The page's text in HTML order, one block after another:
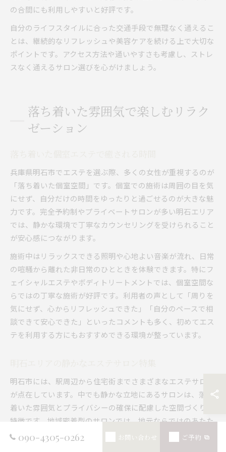
の合間にも利用しやすいと好評です。
自分のライフスタイルに合った交通手段で無理なく通えるこ
とは、継続的なリフレッシュや美容ケアを続ける上で大切な
ポイントです。アクセス方法や通いやすさも考慮し、ストレ
スなく通えるサロン選びを心がけましょう。
落ち着いた雰囲気で楽しむリラク
ゼーション
兵庫県明石市でエステを選ぶ際、多くの女性が重視するのが
「落ち着いた個室空間」です。個室での施術は周囲の目を気
にせず、自分だけの時間をゆったりと過ごせるのが大きな魅
力です。完全予約制やプライベートサロンが多い明石エリア
では、静かな環境で丁寧なカウンセリングを受けられること
が安心感につながります。
施術中はリラックスできる照明や心地よい音楽が流れ、日常
の喧騒から離れた非日常のひとときを体験できます。特にフ
ェイシャルエステやボディトリートメントでは、個室空間な
らではの丁寧な施術が好評です。利用者の声として「周りを
気にせず、心からリフレッシュできた」「自分のペースで相
談できて安心できた」といったコメントも多く、初めてエス
テを利用する方にもおすすめできる環境が整っています。
明石市には、駅周辺から住宅街までさまざまなエステサロン
が点在しています。中でも静かな立地にあるサロンは、落ち
着いた雰囲気とプライバシーの確保に配慮した空間づくりが
特徴です。地域密着型のサロンでは、地元ならではのあたた
かい接客や細やかなサービスも魅力の一つです。
090-4305-0262 お問い合わせ ご予約